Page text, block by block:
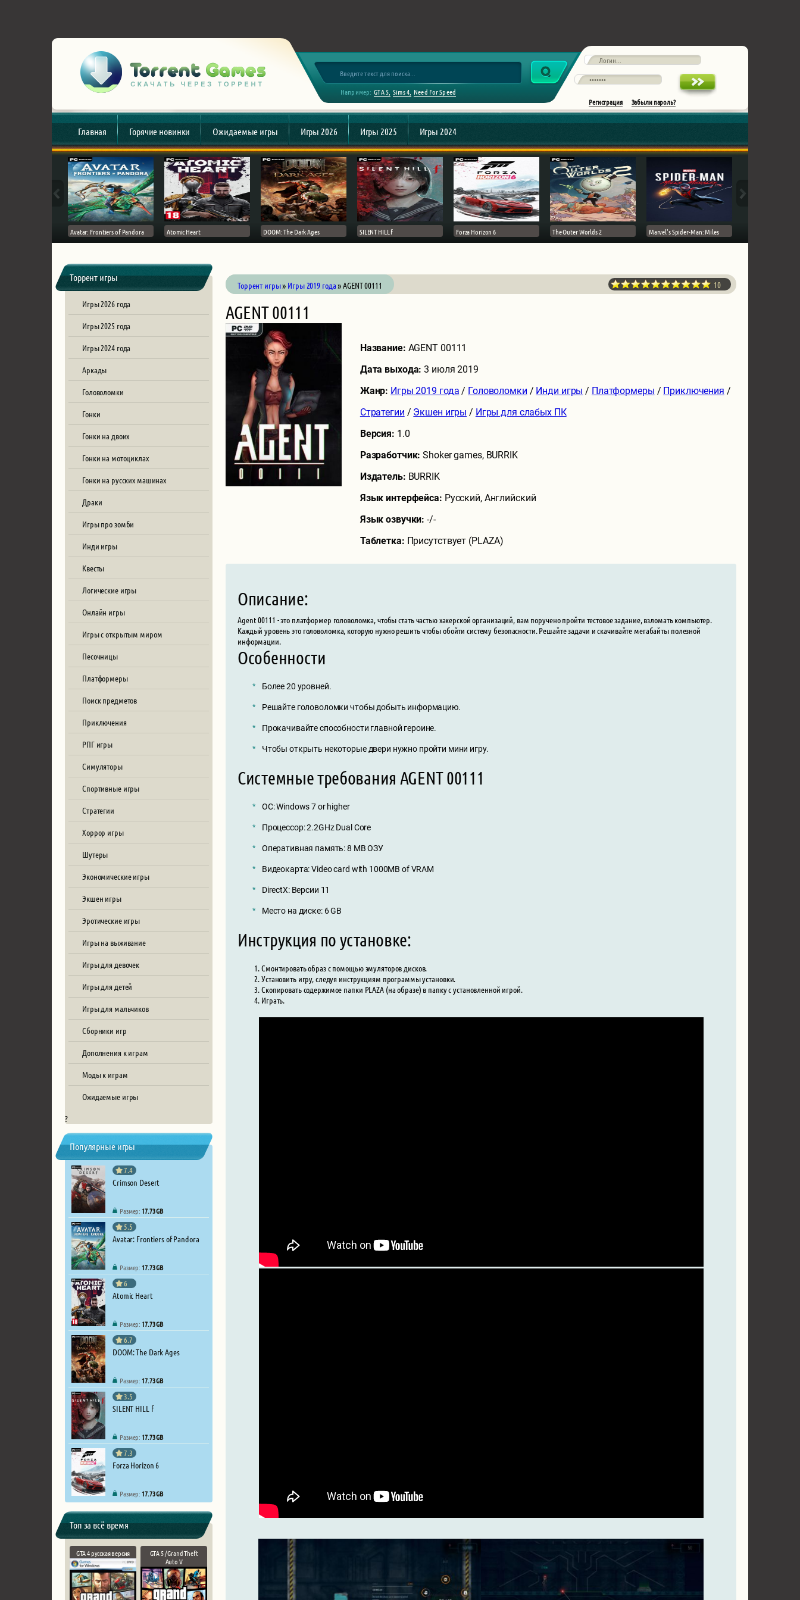
Например: GTA 5 Sims 4 Need For Speed
Регистрация
Забыли пароль?
Главная Горячие новинки Ожидаемые игры Игры 2026 Игры 2025 Игры 2024
Avatar: Frontiers of Pandora Atomic Heart DOOM: The Dark Ages SILENT HILL f Forza Horizon 6 The Outer Worlds 2 Marvel's Spider-Man: Miles
Торрент игры
Игры 2026 года
Игры 2025 года
Игры 2024 года
Аркады
Головоломки
Гонки
Гонки на двоих
Гонки на мотоциклах
Гонки на русских машинах
Драки
Игры про зомби
Инди игры
Квесты
Логические игры
Онлайн игры
Игры с открытым миром
Песочницы
Платформеры
Поиск предметов
Приключения
РПГ игры
Симуляторы
Спортивные игры
Стратегии
Хоррор игры
Шутеры
Экономические игры
Экшен игры
Эротические игры
Игры на выживание
Игры для девочек
Игры для детей
Игры для мальчиков
Сборники игр
Дополнения к играм
Моды к играм
Ожидаемые игры
?
Популярные игры
7.4
Crimson Desert
Размер: 17.73 GB
5.5
Avatar: Frontiers of Pandora
Размер: 17.73 GB
6
Atomic Heart
Размер: 17.73 GB
6.7
DOOM: The Dark Ages
Размер: 17.73 GB
3.5
SILENT HILL f
Размер: 17.73 GB
7.3
Forza Horizon 6
Размер: 17.73 GB
Топ за всё время
GTA 4 русская версия
GTA 5 / Grand Theft
Auto V
Торрент игры» Игры 2019 года» AGENT 00111 10
AGENT 00111
Название: AGENT 00111
Дата выхода:3 июля 2019
Жанр: Игры 2019 года / Головоломки / Инди игры / Платформеры / Приключения /
Стратегии / Экшен игры / Игры для слабых ПК
Версия: 1.0
Разработчик:Shoker games, BURRIK
Издатель: BURRIK
Язык интерфейса: Русский, Английский
Язык озвучки:-/-
Таблетка: Присутствует (PLAZA)
Описание:
Agent 00111 - это платформер головоломка, чтобы стать частью хакерской организаций, вам поручено пройти тестовое задание, взломать компьютер.
Каждый уровень это головоломка, которую нужно решить чтобы обойти систему безопасности. Решайте задачи и скачивайте мегабайты полезной
информации.
Особенности
Более 20 уровней.
Решайте головоломки чтобы добыть информацию.
Прокачивайте способности главной героине.
Чтобы открыть некоторые двери нужно пройти мини игру.
Системные требования AGENT 00111
ОС: Windows 7 or higher
Процессор: 2.2GHz Dual Core
Оперативная память: 8 MB ОЗУ
Видеокарта: Video card with 1000MB of VRAM
DirectX: Версии 11
Место на диске: 6 GB
Инструкция по установке:
Смонтировать образ с помощью эмуляторов дисков.
Установить игру, следуя инструкциям программы установки.
Скопировать содержимое папки PLAZA (на образе) в папку с установленной игрой.
Играть.